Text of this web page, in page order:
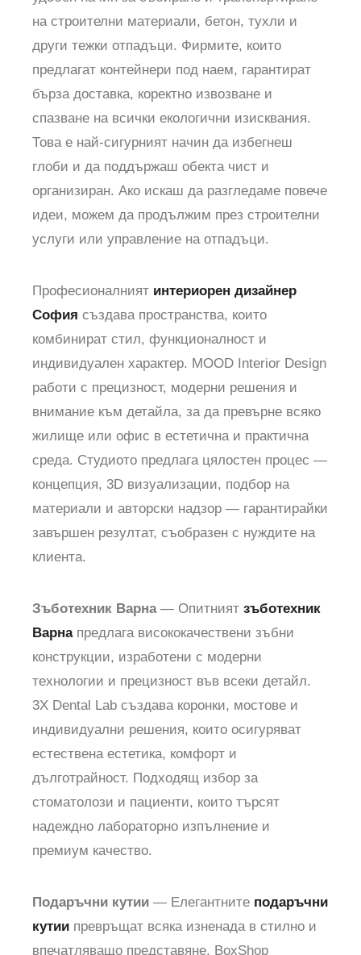
на строителни материали, бетон, тухли и
други тежки отпадъци. Фирмите, които
предлагат контейнери под наем, гарантират
бърза доставка, коректно извозване и
спазване на всички екологични изисквания.
Това е най‑сигурният начин да избегнеш
глоби и да поддържаш обекта чист и
организиран. Ако искаш да разгледаме повече
идеи, можем да продължим през строителни
услуги или управление на отпадъци.
Професионалният интериорен дизайнер
София създава пространства, които
комбинират стил, функционалност и
индивидуален характер. MOOD Interior Design
работи с прецизност, модерни решения и
внимание към детайла, за да превърне всяко
жилище или офис в естетична и практична
среда. Студиото предлага цялостен процес —
концепция, 3D визуализации, подбор на
материали и авторски надзор — гарантирайки
завършен резултат, съобразен с нуждите на
клиента.
Зъботехник Варна— Опитният зъботехник
Варнапредлага висококачествени зъбни
конструкции, изработени с модерни
технологии и прецизност във всеки детайл.
3X Dental Lab създава коронки, мостове и
индивидуални решения, които осигуряват
естествена естетика, комфорт и
дълготрайност. Подходящ избор за
стоматолози и пациенти, които търсят
надеждно лабораторно изпълнение и
премиум качество.
Подаръчни кутии — Елегантните подаръчни
кутии превръщат всяка изненада в стилно и
впечатляващо представяне. BoxShop